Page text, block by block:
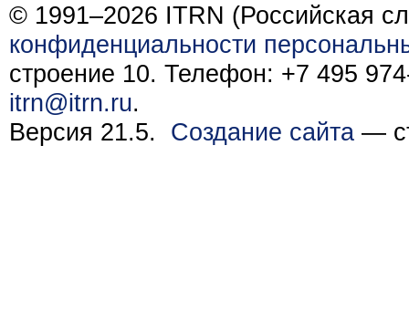
© 1991–2026 ITRN (Российская
конфиденциальности
строение 10. Телефон: +7 495
itrn@itrn.ru.
Версия 21.5. Создание сайта —